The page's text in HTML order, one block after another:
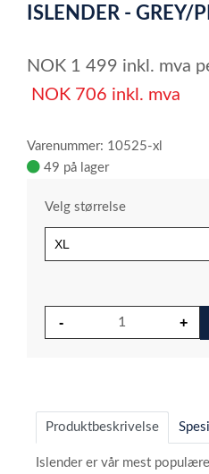
of
ISLENDER - GREY/
NOK 1 499 inkl. mva
NOK 706 inkl. mva
Varenummer: 10525-xl
49 på lager
Velg størrelse
Produktbeskrivelse
Islender er vår mest